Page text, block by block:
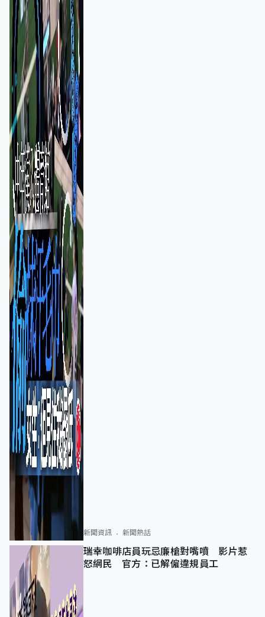
新聞資訊 新聞熱話
瑞幸咖啡店員玩忌廉槍對嘴噴 影片惹
怒網民 官方：已解僱違規員工